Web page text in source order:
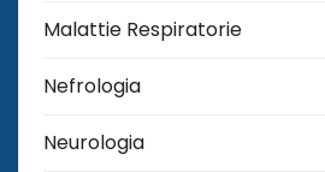
Malattie Respiratorie
Nefrologia
Neurologia